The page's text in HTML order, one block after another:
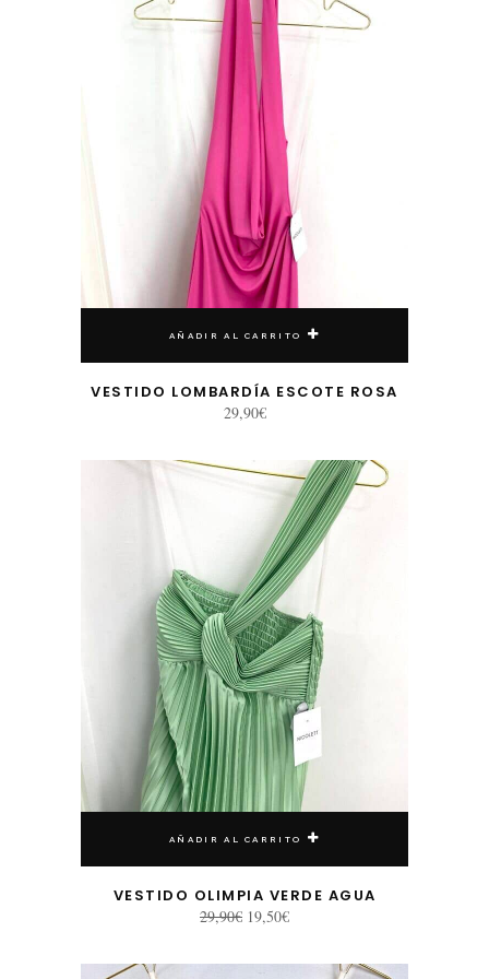
AÑADIR AL CARRITO
VESTIDO LOMBARDÍA ESCOTE ROSA
29,90€
AÑADIR AL CARRITO
VESTIDO OLIMPIA VERDE AGUA
29,90€ El
precio
era:
19,50€El
es: